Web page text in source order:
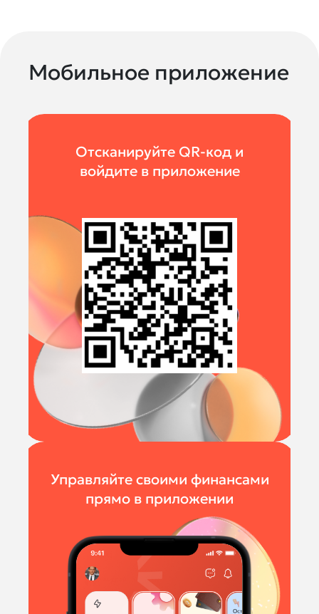
Мобильное приложение
Отсканируйте QR-код и
войдите в приложение
Управляйте своими финансами
прямо в приложении